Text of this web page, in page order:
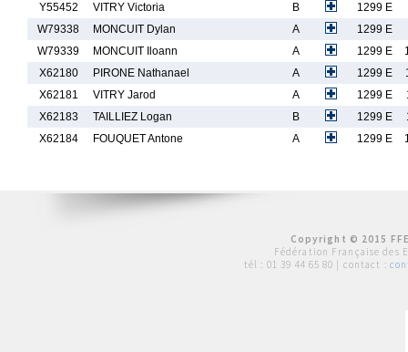
Y55452
VITRY Victoria B
1299 E
W79338
MONCUIT Dylan A
1299 E
W79339
MONCUIT Iloann A 1299 E
X62180
PIRONE Nathanael A 1299 E
X62181
VITRY Jarod A 1299 E
X62183
TAILLIEZ Logan B 1299 E
X62184
FOUQUET Antone A 1299 E
Copyright © 2015
Fédération Française des
tél : 01 39 44 65 80 | contact :